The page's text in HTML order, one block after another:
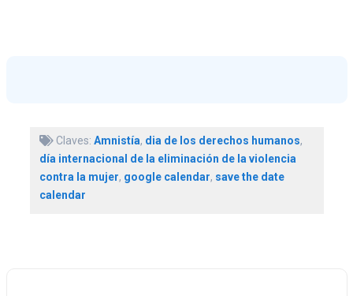
Claves: Amnistía, dia de los derechos humanos,
día internacional de la eliminación de la violencia
contra la mujer, google calendar, save the date
calendar